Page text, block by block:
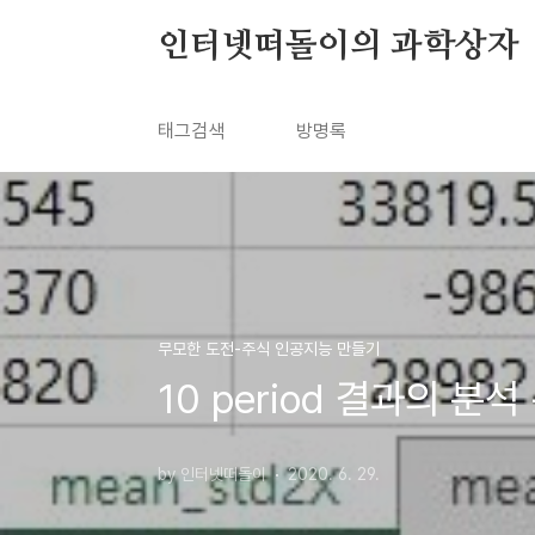
인터넷떠돌이의 과학상자
태그검색 방명록
무모한 도전-주식 인공지능 만들기
10 period 결과의 분
by 인터넷떠돌이 2020. 6. 29.